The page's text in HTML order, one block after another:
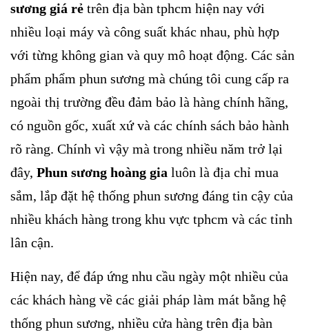
sương giá rẻ trên địa bàn tphcm hiện nay với
nhiều loại máy và công suất khác nhau, phù hợp
với từng không gian và quy mô hoạt động. Các sản
phẩm phẩm phun sương mà chúng tôi cung cấp ra
ngoài thị trường đều đảm bảo là hàng chính hãng,
có nguồn gốc, xuất xứ và các chính sách bảo hành
rõ ràng. Chính vì vậy mà trong nhiều năm trở lại
đây, Phun sương hoàng gia luôn là địa chỉ mua
sắm, lắp đặt hệ thống phun sương đáng tin cậy của
nhiều khách hàng trong khu vực tphcm và các tỉnh
lân cận.
Hiện nay, để đáp ứng nhu cầu ngày một nhiều của
các khách hàng về các giải pháp làm mát bằng hệ
thống phun sương, nhiều cửa hàng trên địa bàn